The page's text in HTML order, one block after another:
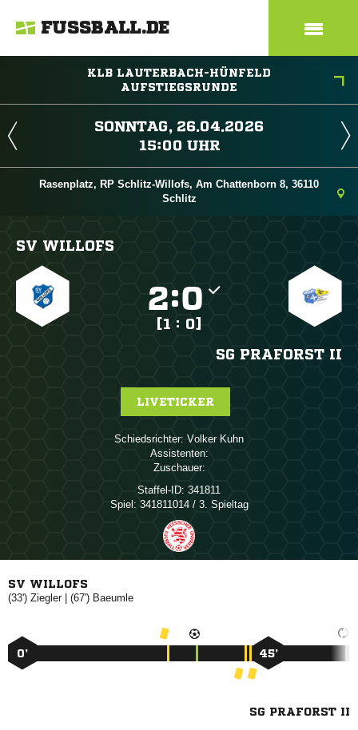
FUSSBALL.DE
KLB LAUTERBACH-HÜNFELD
AUFSTIEGSRUNDE
 
 
Rasenplatz, RP Schlitz-Willofs, Am Chattenborn 8, 36110
Schlitz
SV WILLOFS
:
[1 : 0]
SG PRAFORST II
LIVETICKER
Schiedsrichter:  
Assistenten:
Zuschauer:
Staffel-ID: 341811
Spiel: 341811014 / 3. Spieltag
SV WILLOFS
(33') | (67') 
0’ 45’
SG PRAFORST II